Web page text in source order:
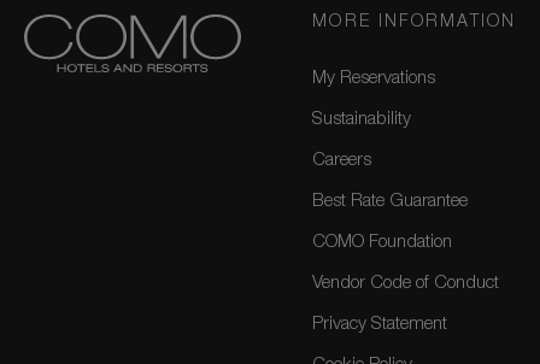
MORE INFORMATION
My Reservations
Sustainability
Careers
Best Rate Guarantee
COMO Foundation
Vendor Code of Conduct
Privacy Statement